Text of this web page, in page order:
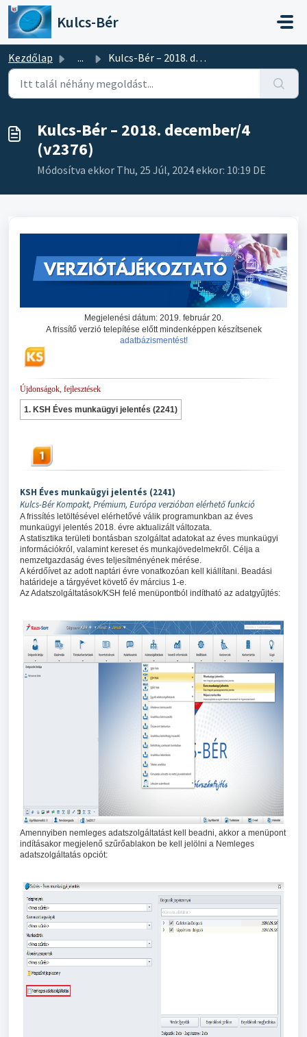
Kihagyás a tartalom megtartásához
Kulcs-Bér
Kezdőlap ... Kulcs-Bér – 2018. december/4 (v2376)
Kulcs-Bér – 2018. december/4
(v2376)
Módosítva ekkor Thu, 25 Júl, 2024 ekkor: 10:19 DE
Megjelenési dátum: 2019. február 20.
A frissítő verzió telepítése előtt mindenképpen készítsenek
adatbázismentést!
Újdonságok, fejlesztések
1. KSH Éves munkaügyi jelentés (2241)
KSH Éves munkaügyi jelentés (2241)
Kulcs-Bér Kompakt, Prémium, Európa verzióban elérhető funkció
A frissítés letöltésével elérhetővé válik programunkban az éves
munkaügyi jelentés 2018. évre aktualizált változata.
A statisztika területi bontásban szolgáltat adatokat az éves munkaügyi
információkról, valamint kereset és munkajövedelmekről. Célja a
nemzetgazdaság éves teljesítményének mérése.
A kérdőívet az adott naptári évre vonatkozóan kell kiállítani. Beadási
határideje a tárgyévet követő év március 1-e.
Az Adatszolgáltatások/KSH felé menüpontból indítható az adatgyűjtés:
Amennyiben nemleges adatszolgáltatást kell beadni, akkor a menüpont
indításakor megjelenő szűrőablakon be kell jelölni a Nemleges
adatszolgáltatás opciót: